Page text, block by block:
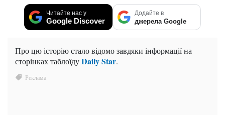
Читайте нас у
Google Discover
Додайте в
джерела Google
Про цю історію стало відомо завдяки інформації на
сторінках таблоїдуDaily Star.